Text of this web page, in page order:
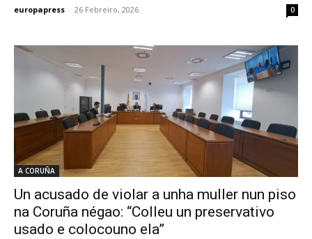
europapress - 26 Febreiro, 2026 0
A CORUÑA
Un acusado de violar a unha muller nun piso
na Coruña négao: “Colleu un preservativo
usado e colocouno ela”